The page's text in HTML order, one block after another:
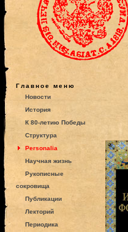
Главное меню
Новости
История
К 80-летию Победы
Структура
Personalia
Научная жизнь
Рукописные
сокровища
Публикации
Лекторий
Периодика